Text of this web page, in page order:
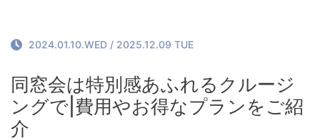
Contact
2024.01.10.WED / 2025.12.09 TUE
同窓会は特別感あふれるクルージ
ングで|費用やお得なプランをご紹
介